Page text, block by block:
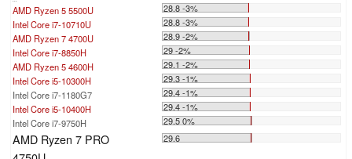
AMD Ryzen 5 5500U
28.8 -3%
Intel Core i7-10710U
28.8 -3%
AMD Ryzen 7 4700U
28.9 -2%
Intel Core i7-8850H
29 -2%
AMD Ryzen 5 4600H
29.1 -2%
Intel Core i5-10300H
29.3 -1%
Intel Core i7-1180G7
29.4 -1%
Intel Core i5-10400H
29.4 -1%
Intel Core i7-9750H
29.5 0%
AMD Ryzen 7 PRO
29.6